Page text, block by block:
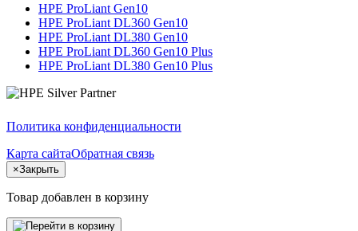
HPE ProLiant Gen10
HPE ProLiant DL360 Gen10
HPE ProLiant DL380 Gen10
HPE ProLiant DL360 Gen10 Plus
HPE ProLiant DL380 Gen10 Plus
Политика конфиденциальности
Карта сайтаОбратная связь
×Закрыть
Товар добавлен в корзину